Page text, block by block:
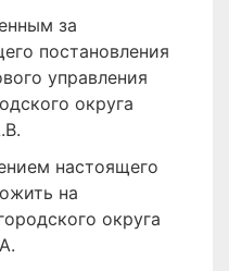
за
постановления
управления
округа
настоящего
на
округа